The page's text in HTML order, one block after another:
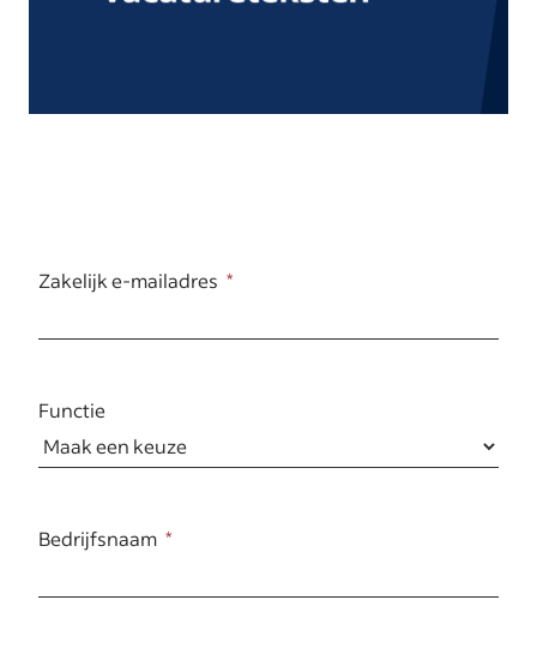
Zakelijk e-mailadres
Functie
Bedrijfsnaam